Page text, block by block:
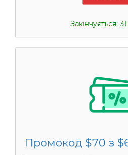
Закінчується:
Промокод $70 з